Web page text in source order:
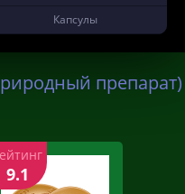
Капсулы
препарат)
9.1